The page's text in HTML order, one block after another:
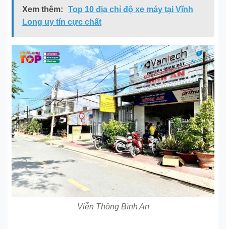
Xem thêm:
Top 10 địa chỉ độ xe máy tại Vĩnh
Long uy tín cực chất
Viễn Thông Bình An